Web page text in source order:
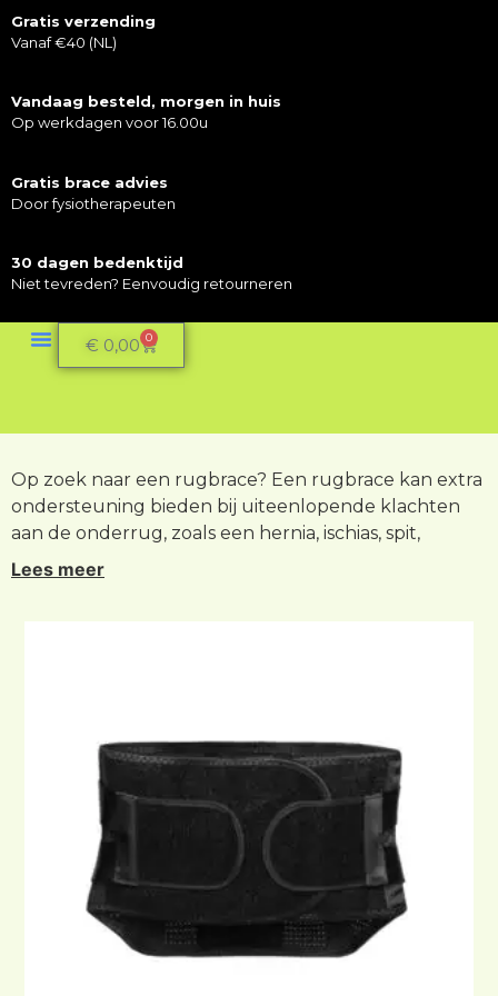
Gratis verzending
Vanaf €40 (NL)
Vandaag besteld, morgen in huis
Op werkdagen voor 16.00u
Gratis brace advies
Door fysiotherapeuten
30 dagen bedenktijd
Niet tevreden? Eenvoudig retourneren
€ 0,00 0
Op zoek naar een rugbrace? Een rugbrace kan extra
ondersteuning bieden bij uiteenlopende klachten
aan de onderrug, zoals een hernia, ischias, spit,
stenose of artrose. Op deze pagina lees je meer over
te bieden tijdens dagelijkse activiteiten, werk of sport.
Niet iedere rugbrace werkt op dezelfde manier.
Sommige modellen bieden voornamelijk compressie,
terwijl andere gebruikmaken van flexibele baleinen,
rigide verstevigingen of aanvullende
compressiebanden. Ook zijn er rugbraces met een
verplaatsbaar verstevigingssysteem waarmee de
ondersteuning beter kan worden afgestemd op de
Lees meer